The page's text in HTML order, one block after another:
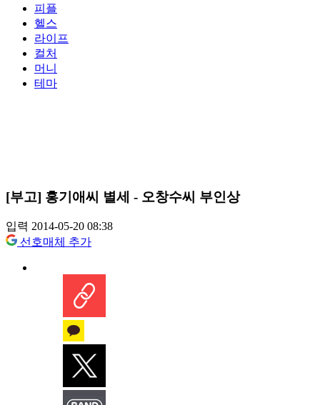
피플
헬스
라이프
컬처
머니
테마
[부고] 홍기애씨 별세 - 오창수씨 부인상
입력 2014-05-20 08:38
선호매체 추가